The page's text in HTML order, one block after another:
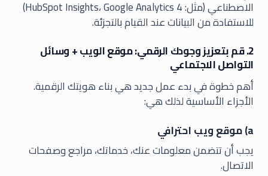
الاصطناعي (مثل: HubSpot Insights، Google Analytics 4)
للاستفادة من البيانات عند القيام بالتجزئة.
2. قم بتعزيز وجودك الرقمي: موقع الويب + وسائل
التواصل الاجتماعي
أهم خطوة في بدء عمل جديد هي بناء هويتك الرقمية.
الأجزاء الأساسية لذلك هي:
a) موقع ويب احترافي
يجب أن تتضمن معلومات عنك، خدماتك، مراجع وصفحات
الاتصال.